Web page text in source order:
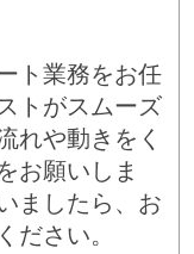
ト業務をお任
トがスムーズ
れや動きをく
お願いしま
ましたら、お
ださい。